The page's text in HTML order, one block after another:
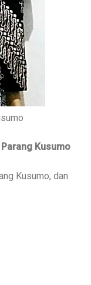
Kusumo
Kusumo, dan